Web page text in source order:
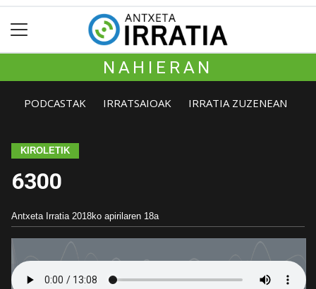
NAHIERAN
PODCASTAK IRRATSAIOAK IRRATIA ZUZENEAN
KIROLETIK
6300
Antxeta Irratia 2018ko apirilaren 18a